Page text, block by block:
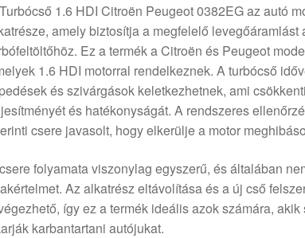
1.6 HDI Citroën Peugeot 0382EG az autó
amely biztosítja a megfelelő levegőáramlást
Ez a termék a Citroën és Peugeot
1.6 HDI motorral rendelkeznek. A turbócső
és szivárgások keletkezhetnek, ami
és hatékonyságát. A rendszeres
csere javasolt, hogy elkerülje a motor
folyamata viszonylag egyszerű, és általában
Az alkatrész eltávolítása és a új cső
így ez a termék ideális azok számára, akik
karbantartani autójukat.